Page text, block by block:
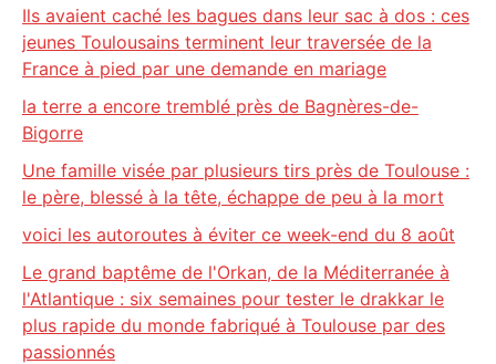
Ils avaient caché les bagues dans leur sac à dos : ces
jeunes Toulousains terminent leur traversée de la
France à pied par une demande en mariage
la terre a encore tremblé près de Bagnères-de-
Bigorre
Une famille visée par plusieurs tirs près de Toulouse :
le père, blessé à la tête, échappe de peu à la mort
voici les autoroutes à éviter ce week-end du 8 août
Le grand baptême de l'Orkan, de la Méditerranée à
l'Atlantique : six semaines pour tester le drakkar le
plus rapide du monde fabriqué à Toulouse par des
passionnés